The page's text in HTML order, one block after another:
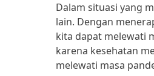
Dalam situasi yang
lain. Dengan
kita dapat melewati
karena kesehatan
melewati masa